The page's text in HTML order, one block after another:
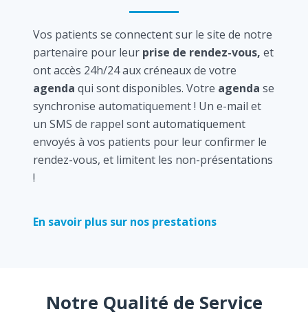
Vos patients se connectent sur le site de notre
partenaire pour leur prise de rendez-vous, et
ont accès 24h/24 aux créneaux de votre
agenda qui sont disponibles. Votre agenda se
synchronise automatiquement ! Un e-mail et
un SMS de rappel sont automatiquement
envoyés à vos patients pour leur confirmer le
rendez-vous, et limitent les non-présentations
!
En savoir plus sur nos prestations
Notre Qualité de Service